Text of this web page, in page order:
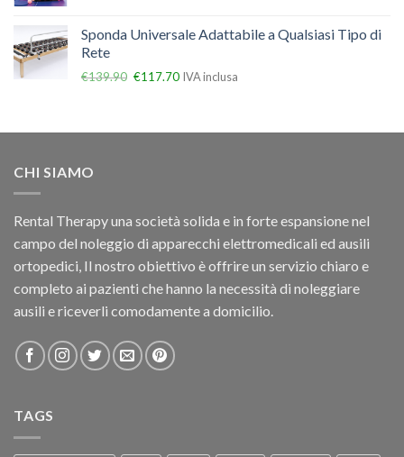
Sponda Universale Adattabile a Qualsiasi Tipo di
Rete
€139.90 €117.70 IVA inclusa
CHI SIAMO
Rental Therapy una società solida e in forte espansione nel
campo del noleggio di apparecchi elettromedicali ed ausili
ortopedici, Il nostro obiettivo è offrire un servizio chiaro e
completo ai pazienti che hanno la necessità di noleggiare
ausili e riceverli comodamente a domicilio.
TAGS